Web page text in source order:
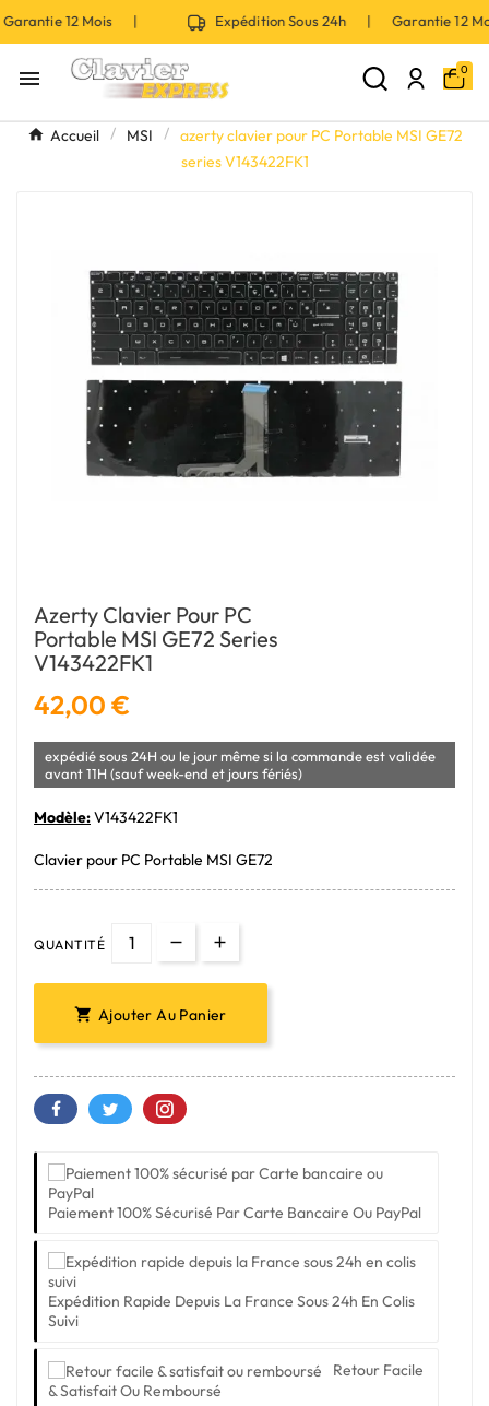
12 Mois | Expédition Sous 24h | Garantie 12
 0
Accueil MSI
azerty clavier pour PC Portable MSI GE72
series V143422FK1
Azerty Clavier Pour PC
Portable MSI GE72 Series
V143422FK1
42,00 €
expédié sous 24H ou le jour même si la commande est validée
avant 11H (sauf week-end et jours fériés)
Modèle:V143422FK1
Clavier pour PC Portable MSI GE72
QUANTITÉ
 Ajouter Au Panier
Paiement 100% Sécurisé Par Carte Bancaire Ou PayPal
Expédition Rapide Depuis La France Sous 24h En Colis
Suivi
Retour Facile
& Satisfait Ou Remboursé